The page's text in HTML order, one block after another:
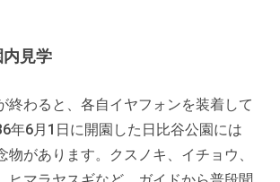
見学
わると、各自イヤフォンを装着して
年6月1日に開園した日比谷公園には
物があります。クスノキ、イチョウ、